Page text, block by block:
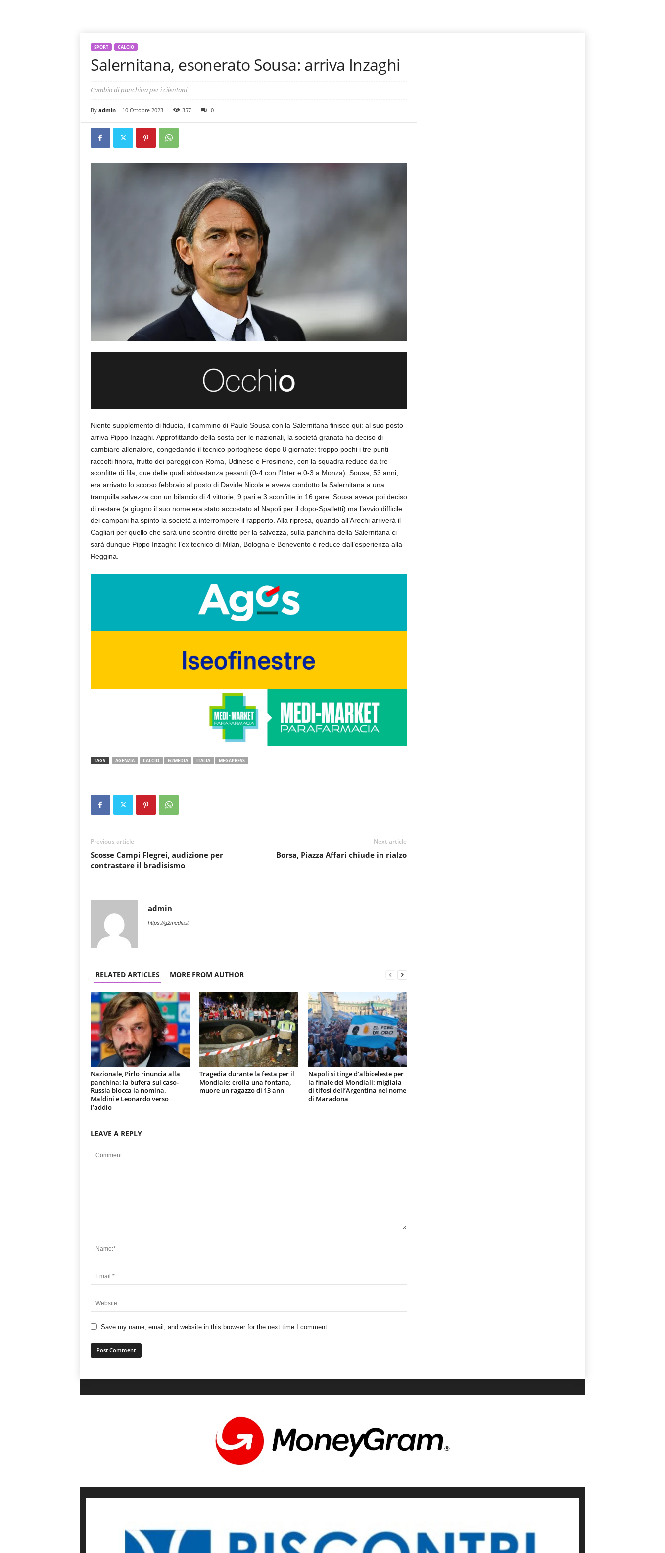
SPORT CALCIO
Salernitana, esonerato Sousa: arriva Inzaghi
Cambio di panchina per i cilentani
By admin- 10 Ottobre 2023 357 0
Niente supplemento di fiducia, il cammino di Paulo Sousa con la Salernitana finisce qui: al suo posto
arriva Pippo Inzaghi. Approfittando della sosta per le nazionali, la società granata ha deciso di
cambiare allenatore, congedando il tecnico portoghese dopo 8 giornate: troppo pochi i tre punti
raccolti finora, frutto dei pareggi con Roma, Udinese e Frosinone, con la squadra reduce da tre
sconfitte di fila, due delle quali abbastanza pesanti (0-4 con l’Inter e 0-3 a Monza). Sousa, 53 anni,
era arrivato lo scorso febbraio al posto di Davide Nicola e aveva condotto la Salernitana a una
tranquilla salvezza con un bilancio di 4 vittorie, 9 pari e 3 sconfitte in 16 gare. Sousa aveva poi deciso
di restare (a giugno il suo nome era stato accostato al Napoli per il dopo-Spalletti) ma l’avvio difficile
dei campani ha spinto la società a interrompere il rapporto. Alla ripresa, quando all’Arechi arriverà il
Cagliari per quello che sarà uno scontro diretto per la salvezza, sulla panchina della Salernitana ci
sarà dunque Pippo Inzaghi: l’ex tecnico di Milan, Bologna e Benevento è reduce dall’esperienza alla
Reggina.
TAGS AGENZIA CALCIO G2MEDIA ITALIA MEGAPRESS
Previous article
Scosse Campi Flegrei, audizione per
contrastare il bradisismo
Next article
Borsa, Piazza Affari chiude in rialzo
admin
https://g2media.it
RELATED ARTICLES MORE FROM AUTHOR
Nazionale, Pirlo rinuncia alla
panchina: la bufera sul caso-
Russia blocca la nomina.
Maldini e Leonardo verso
l’addio
Tragedia durante la festa per il
Mondiale: crolla una fontana,
muore un ragazzo di 13 anni
Napoli si tinge d’albiceleste per
la finale dei Mondiali: migliaia
di tifosi dell’Argentina nel nome
di Maradona
LEAVE A REPLY
Save my name, email, and website in this browser for the next time I comment.